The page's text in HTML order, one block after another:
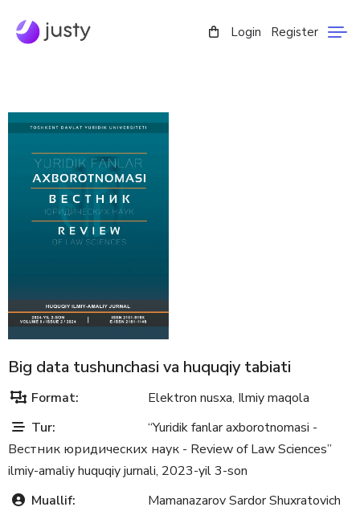
Login Register
Big data tushunchasi va huquqiy tabiati
Format: Elektron nusxa, Ilmiy maqola
Tur:
“Yuridik fanlar axborotnomasi -
Вестник юридических наук - Review of Law Sciences”
ilmiy-amaliy huquqiy jurnali, 2023-yil 3-son
Muallif:
Mamanazarov Sardor Shuxratovich